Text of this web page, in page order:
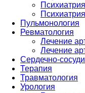
Психиатрия
Пульмонология
Ревматология
Лечение
Лечение
Сердечно-
Терапия
Травматология
Урология